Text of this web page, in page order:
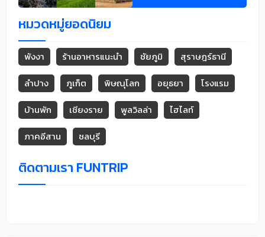
หมวดหมู่ยอดนิยม
พังงา ร้านอาหารแนะนำ ชัยภูมิ
สุราษฎร์ธานี
ลำปาง
ภูเก็ต พิษณุโลก อยุธยา
โรงแรม
บ้านพัก
เชียงราย พูลวิลล่า
ไฮไลท์
ภาคอีสาน
ชลบุรี
ติดตามเรา FUNTRIP